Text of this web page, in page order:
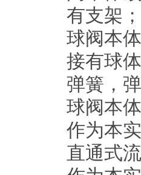
有支架
球阀本
接有球
弹簧，
球阀本
作为本
直通式